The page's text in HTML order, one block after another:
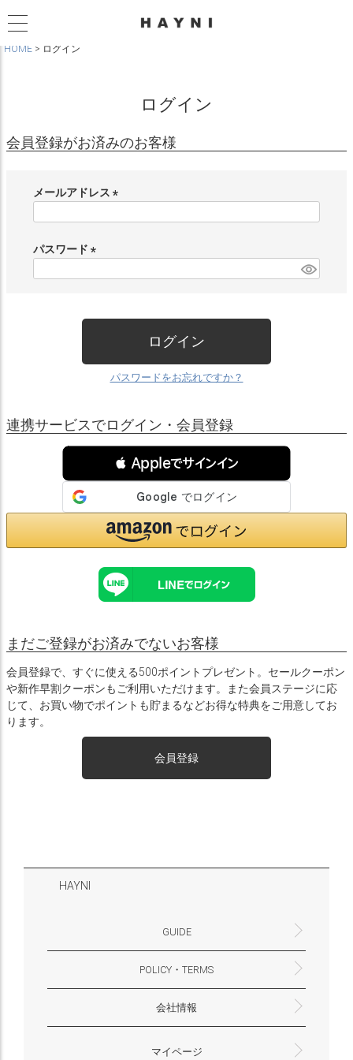
HOME ログイン
ログイン
会員登録がお済みのお客様
メールアドレス
)
パスワード
)
ログイン
パスワードをお忘れですか？
連携サービスでログイン・会員登録
 Appleでサインイン
まだご登録がお済みでないお客様
会員登録で、すぐに使える500ポイントプレゼント。セールクーポン
や新作早割クーポンもご利用いただけます。また会員ステージに応
じて、お買い物でポイントも貯まるなどお得な特典をご用意してお
ります。
会員登録
HAYNI
GUIDE
よくあるご質問・お問合せ
お支払いについて
配送・送料について
ギフトサービスについて
一緒に働く？(HAYNI採用情報サイトへ)
for Foreigners (overseas delivery)
POLICY・TERMS
返品・交換について
プライバシーポリシー
特定商取引法に基づく表示
外部送信ポリシー
会社情報
大阪府大阪市淀川区十八条3-9-35
電話番号：06-6868-9671
※お電話でのお問合せ受付は行っておりません
メール：support@hayni.jp
お問い合わせはこちらからお願いいたします
営業時間：10：00～15：00（金曜日は14：00ま
定休日： 土・日・祝祭日
※土日祝祭日はお休みをいただきます。
メールの返信は翌営業日となりますので、ご了承
マイページ